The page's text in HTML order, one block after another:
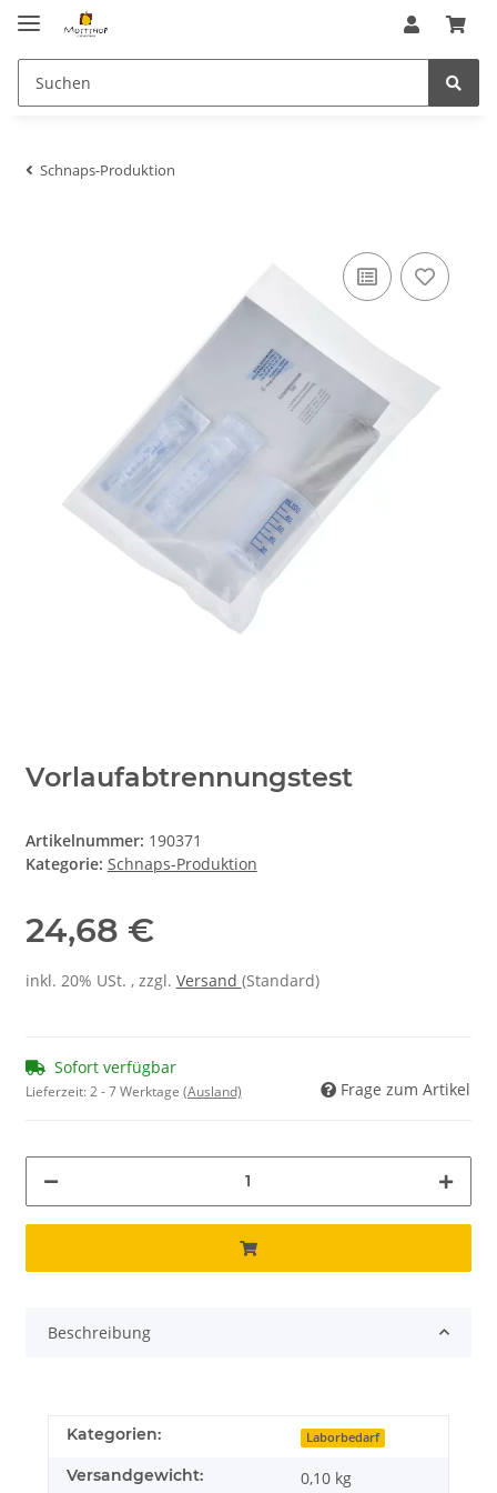
Schnaps-Produktion
Vorlaufabtrennungstest
Artikelnummer: 190371
Kategorie: Schnaps-Produktion
24,68 €
inkl. 20% USt. , zzgl. Versand (Standard)
Sofort verfügbar
Lieferzeit:2 - 7 Werktage (Ausland) Frage zum Artikel
Beschreibung
Kategorien: Laborbedarf
Versandgewicht: 0,10 kg